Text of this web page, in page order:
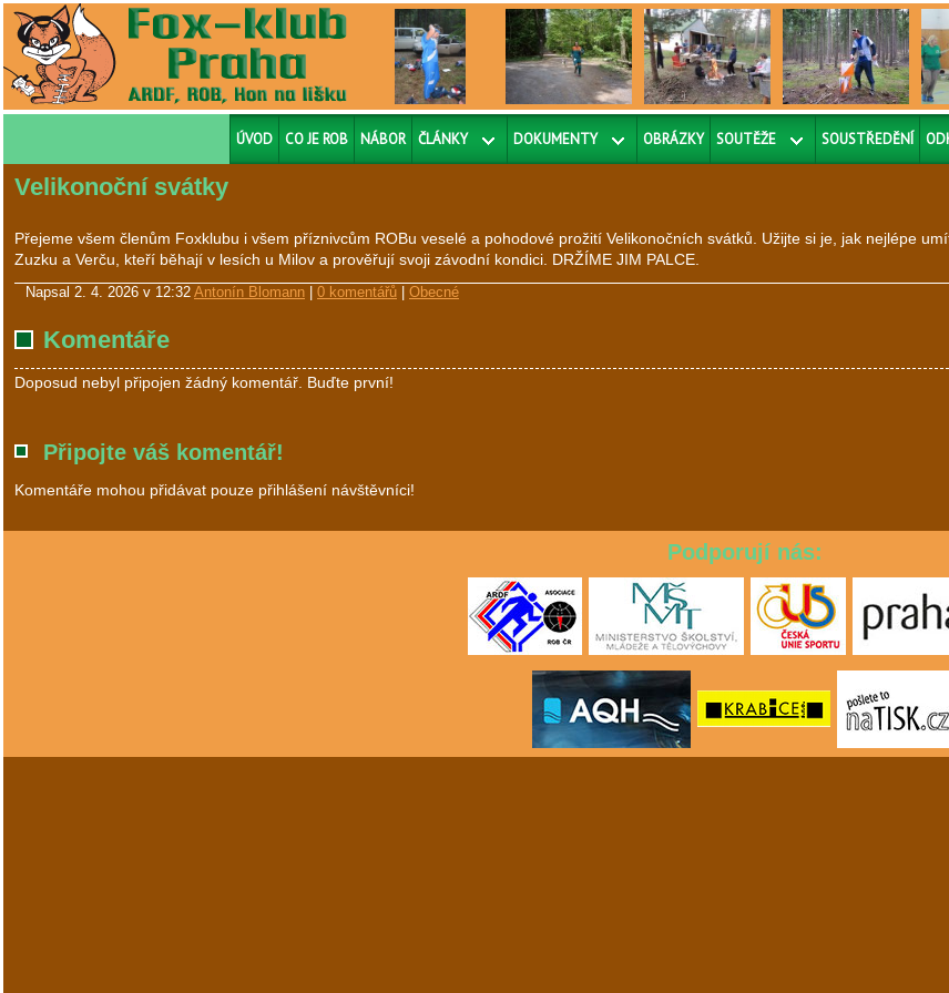
ÚVOD CO JE ROB NÁBOR ČLÁNKY DOKUMENTY OBRÁZKY SOUTĚŽE SOUSTŘEDĚNÍ
Velikonoční svátky
Přejeme všem členům Foxklubu i všem příznivcům ROBu veselé a pohodové prožití Velikonočních svátků. Užijte si je, jak nejlépe
Zuzku a Verču, kteří běhají v lesích u Milov a prověřují svoji závodní kondici. DRŽÍME JIM PALCE.
Napsal 2. 4. 2026 v 12:32 Antonín Blomann 0 komentářů Obecné
Komentáře
Doposud nebyl připojen žádný komentář. Buďte první!
Připojte váš komentář!
Komentáře mohou přidávat pouze přihlášení návštěvníci!
Podporují nás: